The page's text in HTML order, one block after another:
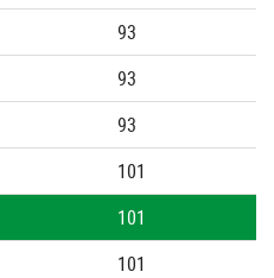
93
93
93
101
101
101